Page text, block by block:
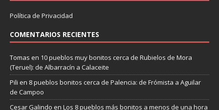
Política de Privacidad
COMENTARIOS RECIENTES
Tomas en 10 pueblos muy bonitos cerca de Rubielos de Mora
(Teruel): de Albarracín a Calaceite
Pili en 8 pueblos bonitos cerca de Palencia: de Frómista a Aguilar
de Campoo
Cesar Galindo en Los 8 pueblos más bonitos a menos de una hora